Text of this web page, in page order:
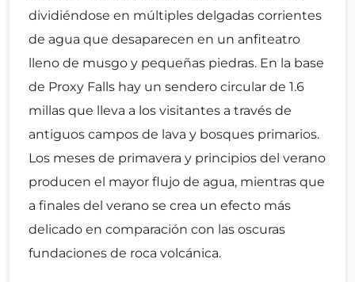
dividiéndose en múltiples delgadas corrientes
de agua que desaparecen en un anfiteatro
lleno de musgo y pequeñas piedras. En la base
de Proxy Falls hay un sendero circular de 1.6
millas que lleva a los visitantes a través de
antiguos campos de lava y bosques primarios.
Los meses de primavera y principios del verano
producen el mayor flujo de agua, mientras que
a finales del verano se crea un efecto más
delicado en comparación con las oscuras
fundaciones de roca volcánica.